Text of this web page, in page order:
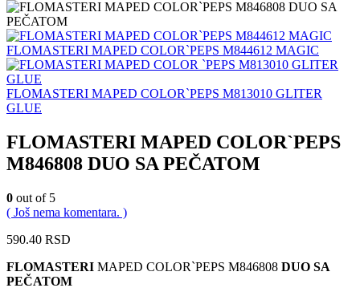
FLOMASTERI MAPED COLOR`PEPS M844612 MAGIC
FLOMASTERI MAPED COLOR`PEPS M813010 GLITER
GLUE
FLOMASTERI MAPED COLOR`PEPS
M846808 DUO SA PEČATOM
0 out of 5
( Još nema komentara. )
590.40 RSD
FLOMASTERI MAPED COLOR`PEPS M846808 DUO SA
PEČATOM